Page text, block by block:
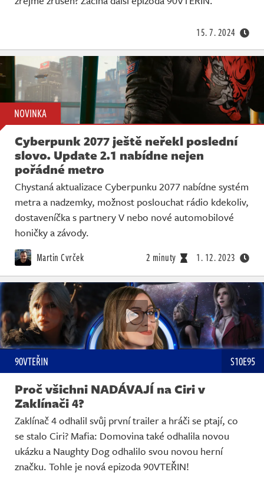
15. 7. 2024
NOVINKA
Cyberpunk 2077 ještě neřekl poslední
slovo. Update 2.1 nabídne nejen
pořádné metro
Chystaná aktualizace Cyberpunku 2077 nabídne systém
metra a nadzemky, možnost poslouchat rádio kdekoliv,
dostaveníčka s partnery V nebo nové automobilové
honičky a závody.
Martin Cvrček 2 minuty 1. 12. 2023
90VTEŘIN S10E95
Proč všichni NADÁVAJÍ na Ciri v
Zaklínači 4?
Zaklínač 4 odhalil svůj první trailer a hráči se ptají, co
se stalo Ciri? Mafia: Domovina také odhalila novou
ukázku a Naughty Dog odhalilo svou novou herní
značku. Tohle je nová epizoda 90VTEŘIN!